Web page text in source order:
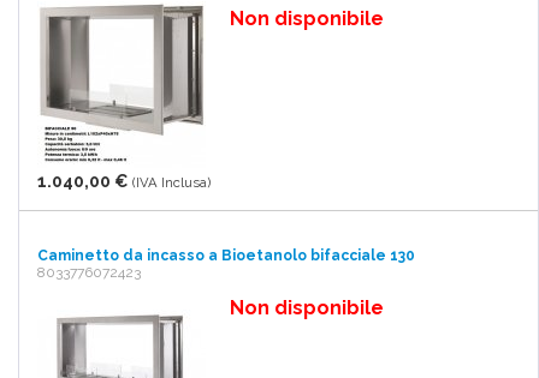
Non disponibile
1.040,00 € (IVA Inclusa)
Caminetto da incasso a Bioetanolo bifacciale 130
8033776072423
Non disponibile